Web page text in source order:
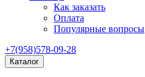
Как заказать
Оплата
Популярные вопросы
+7(958)578-09-28
Каталог